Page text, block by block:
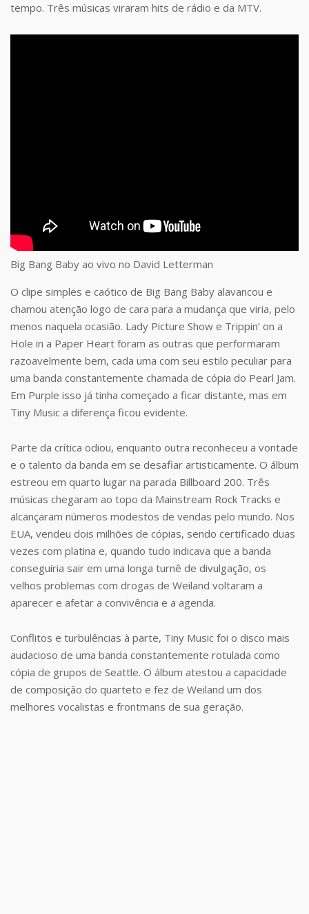
tempo. Três músicas viraram hits de rádio e da MTV.
Big Bang Baby ao vivo no David Letterman
O clipe simples e caótico de Big Bang Baby alavancou e
chamou atenção logo de cara para a mudança que viria, pelo
menos naquela ocasião. Lady Picture Show e Trippin’ on a
Hole in a Paper Heart foram as outras que performaram
razoavelmente bem, cada uma com seu estilo peculiar para
uma banda constantemente chamada de cópia do Pearl Jam.
Em Purple isso já tinha começado a ficar distante, mas em
Tiny Music a diferença ficou evidente.
Parte da crítica odiou, enquanto outra reconheceu a vontade
e o talento da banda em se desafiar artisticamente. O álbum
estreou em quarto lugar na parada Billboard 200. Três
músicas chegaram ao topo da Mainstream Rock Tracks e
alcançaram números modestos de vendas pelo mundo. Nos
EUA, vendeu dois milhões de cópias, sendo certificado duas
vezes com platina e, quando tudo indicava que a banda
conseguiria sair em uma longa turnê de divulgação, os
velhos problemas com drogas de Weiland voltaram a
aparecer e afetar a convivência e a agenda.
Conflitos e turbulências à parte, Tiny Music foi o disco mais
audacioso de uma banda constantemente rotulada como
cópia de grupos de Seattle. O álbum atestou a capacidade
de composição do quarteto e fez de Weiland um dos
melhores vocalistas e frontmans de sua geração.